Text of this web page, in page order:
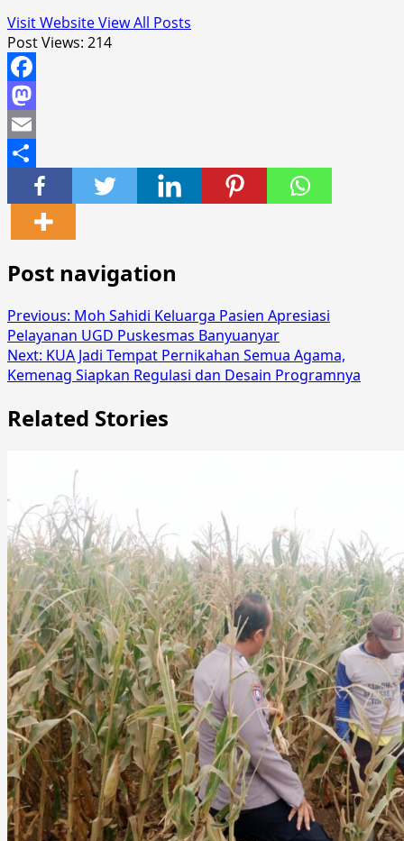
Visit WebsiteView All Posts
Post Views: 214
Facebook
Mastodon
Email
Share
Post navigation
Previous: Moh Sahidi Keluarga Pasien Apresiasi
Pelayanan UGD Puskesmas Banyuanyar
Next: KUA Jadi Tempat Pernikahan Semua Agama,
Kemenag Siapkan Regulasi dan Desain Programnya
Related Stories